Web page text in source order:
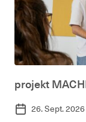
projekt
26. Sept. 2026